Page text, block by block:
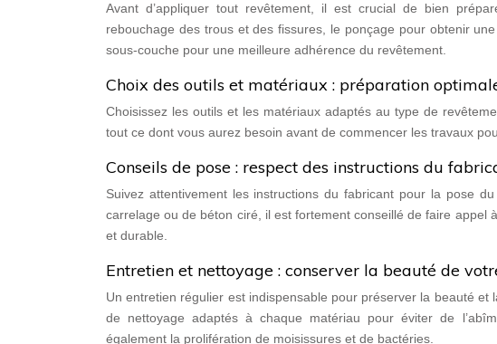
Avant d’appliquer tout revêtement, il est crucial de bien
rebouchage des trous et des fissures, le ponçage pour obtenir
sous-couche pour une meilleure adhérence du revêtement.
Choix des outils et matériaux : préparation
Choisissez les outils et les matériaux adaptés au type de
tout ce dont vous aurez besoin avant de commencer les travaux
Conseils de pose : respect des instructions du
Suivez attentivement les instructions du fabricant pour la pose
carrelage ou de béton ciré, il est fortement conseillé de faire
et durable.
Entretien et nettoyage : conserver la beauté de
Un entretien régulier est indispensable pour préserver la beauté
de nettoyage adaptés à chaque matériau pour éviter de
également la prolifération de moisissures et de bactéries.